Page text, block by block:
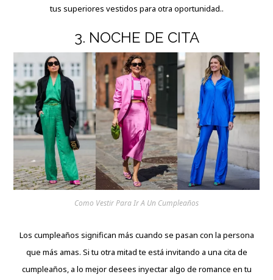
tus superiores vestidos para otra oportunidad..
3. NOCHE DE CITA
Como Vestir Para Ir A Un Cumpleaños
Los cumpleaños significan más cuando se pasan con la persona
que más amas. Si tu otra mitad te está invitando a una cita de
cumpleaños, a lo mejor desees inyectar algo de romance en tu